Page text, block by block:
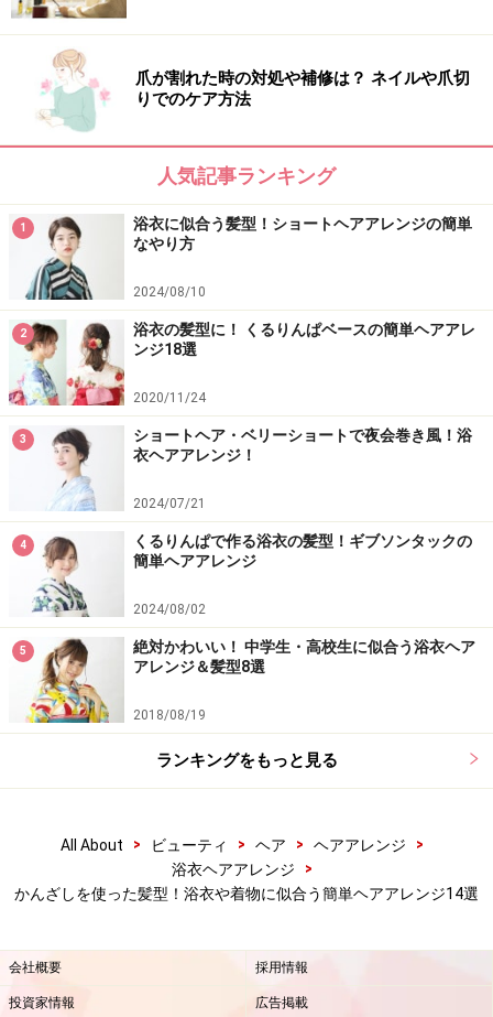
上品な和柄のバチ型かんざし
出典： ミディアムの浴衣姿に！シニヨンヘアのやり方・
作り方 [浴衣ヘアアレンジ] All About
和柄の生地を貼り込んだかんざし。和装ならではの小物
をプラスすると、アレンジがグッと引き締まった印象に
なります。潔く見せるうなじから首筋のラインと相まっ
て、見る人の視線を引きつける一点です。
丸型かんざしを使った髪型……艶やかで涼し
気なクリアかんざし
出典： ショート浴衣・可憐な印象のアップ風ヘアアレン
深い緑色が印象的なトンボ玉のかんざしと、クリアベー
スのなかに金色のヒトデモチーフが浮かんだヘアスティ
人モードなかんざしでキリリと引き締めて。
爪が割れた時の対処や補修は？ ネイルや爪切
りでのケア方法
人気記事ランキング
1
浴衣に似合う髪型！ショートヘアアレンジの簡単
なやり方
2024/08/10
2
浴衣の髪型に！ くるりんぱベースの簡単ヘアアレ
ンジ18選
2020/11/24
3
ショートヘア・ベリーショートで夜会巻き風！浴
衣ヘアアレンジ！
2024/07/21
4
くるりんぱで作る浴衣の髪型！ギブソンタックの
簡単ヘアアレンジ
2024/08/02
5
絶対かわいい！ 中学生・高校生に似合う浴衣ヘア
アレンジ＆髪型8選
2018/08/19
ランキングをもっと見る
All About > ビューティ > ヘア > ヘアアレンジ
>
浴衣ヘアアレンジ
>
かんざしを使った髪型！浴衣や着物に似合う簡単ヘアアレンジ14選
会社概要 採用情報
投資家情報 広告掲載